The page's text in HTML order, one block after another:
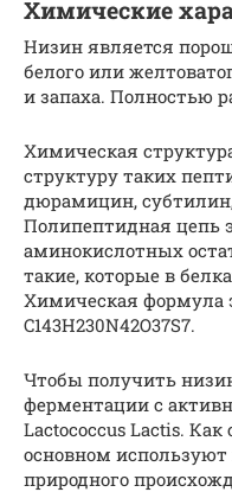
Химические
Низин является
белого или
и запаха. Полностью
Химическая
структуру таких
дюрамицин,
Полипептидная цепь
аминокислотных
такие, которые в
Химическая формула
C143H230N42O37S7.
Чтобы получить
ферментации с
Lactococcus Lactis.
основном
природного